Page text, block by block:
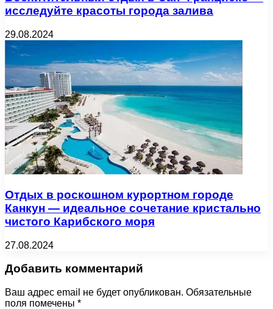
исследуйте красоты города залива
29.08.2024
Отдых в роскошном курортном городе
Канкун — идеальное сочетание кристально
чистого Карибского моря
27.08.2024
Добавить комментарий
Ваш адрес email не будет опубликован. Обязательные
поля помечены *